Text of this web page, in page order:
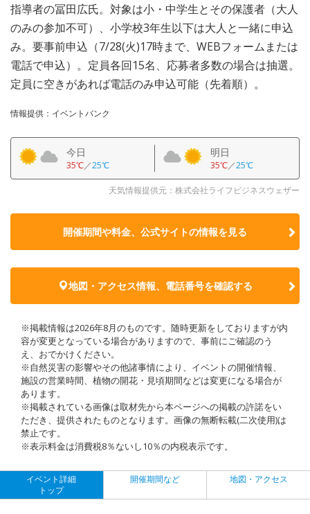
指導者の冨田広氏。対象は小・中学生とその保護者（大人
のみの参加不可）、小学校3年生以下は大人と一緒に申込
み。要事前申込（7/28(火)17時まで、WEBフォームまたは
電話で申込）。定員各回15名、応募者多数の場合は抽選。
定員に空きがあれば電話のみ申込可能（先着順）。
情報提供：イベントバンク
今日
35℃／25℃
明日
35℃／25℃
天気情報提供元：株式会社ライフビジネスウェザー
開催期間や料金、公式サイトの情報を見る
地図・アクセス情報、電話番号を確認する
※掲載情報は2026年8月のものです。随時更新をしておりますが内
容が変更となっている場合がありますので、事前にご確認のう
え、おでかけください。
※自然災害の影響やその他諸事情により、イベントの開催情報、
施設の営業時間、植物の開花・見頃期間などは変更になる場合が
あります。
※掲載されている画像は取材先から本ページへの掲載の許諾をい
ただき、提供されたものとなります。画像の無断転載(二次使用)は
禁止です。
※表示料金は消費税8％ないし10％の内税表示です。
イベント詳細
トップ
開催期間など 地図・アクセス